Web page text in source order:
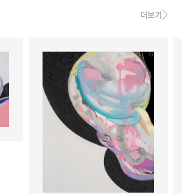
더보기